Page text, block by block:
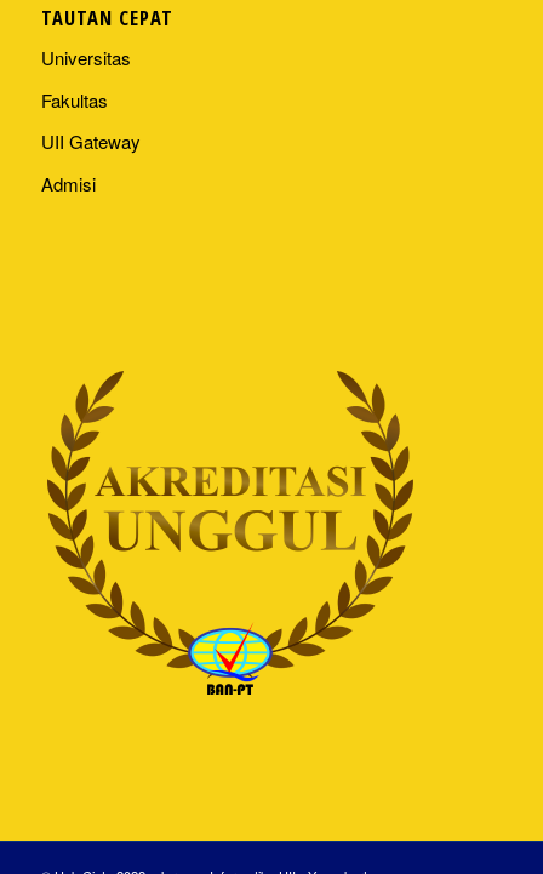
TAUTAN CEPAT
Universitas
Fakultas
UII Gateway
Admisi